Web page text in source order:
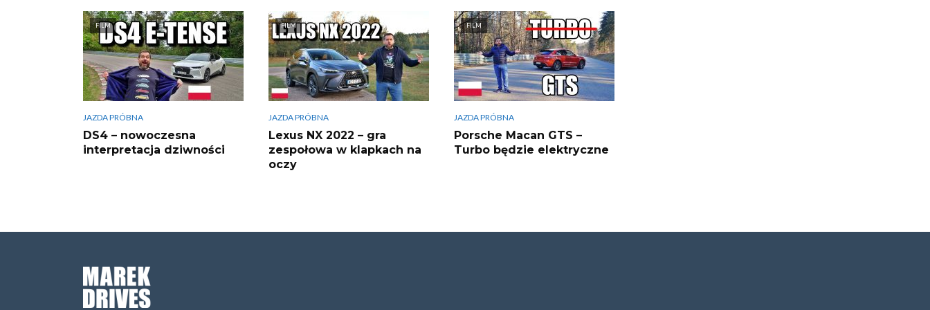
FILM
JAZDA PRÓBNA
DS4 – nowoczesna
interpretacja dziwności
FILM
JAZDA PRÓBNA
Lexus NX 2022 – gra
zespołowa w klapkach na
oczy
FILM
JAZDA PRÓBNA
Porsche Macan GTS –
Turbo będzie elektryczne